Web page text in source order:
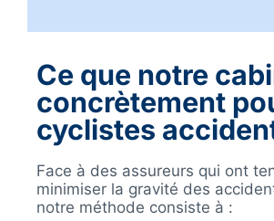
Ce que notre
concrètement
cyclistes
Face à des assureurs qui ont
minimiser la gravité des
notre méthode consiste à :